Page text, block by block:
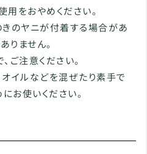
用をおやめください。
きのヤニが付着する場合があ
りません。
ご注意ください。
オイルなどを混ぜたり素手で
お使いください。